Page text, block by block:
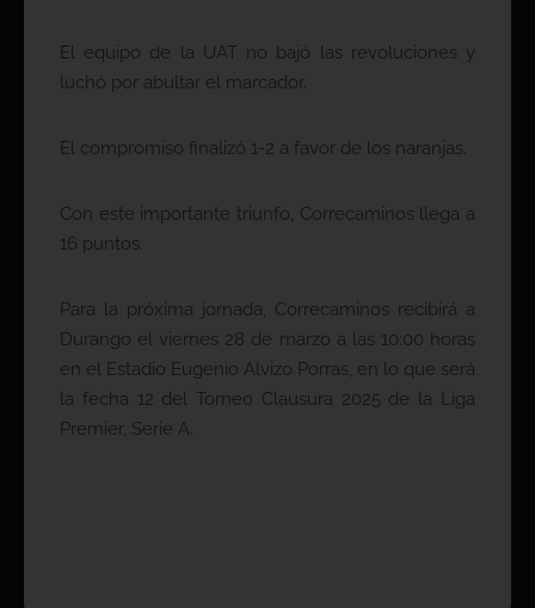
El equipo de la UAT no bajó las revoluciones y
luchó por abultar el marcador.
El compromiso finalizó 1-2 a favor de los naranjas.
Con este importante triunfo, Correcaminos llega a
16 puntos.
Para la próxima jornada, Correcaminos recibirá a
Durango el viernes 28 de marzo a las 10:00 horas
en el Estadio Eugenio Alvizo Porras, en lo que será
la fecha 12 del Torneo Clausura 2025 de la Liga
Premier, Serie A.